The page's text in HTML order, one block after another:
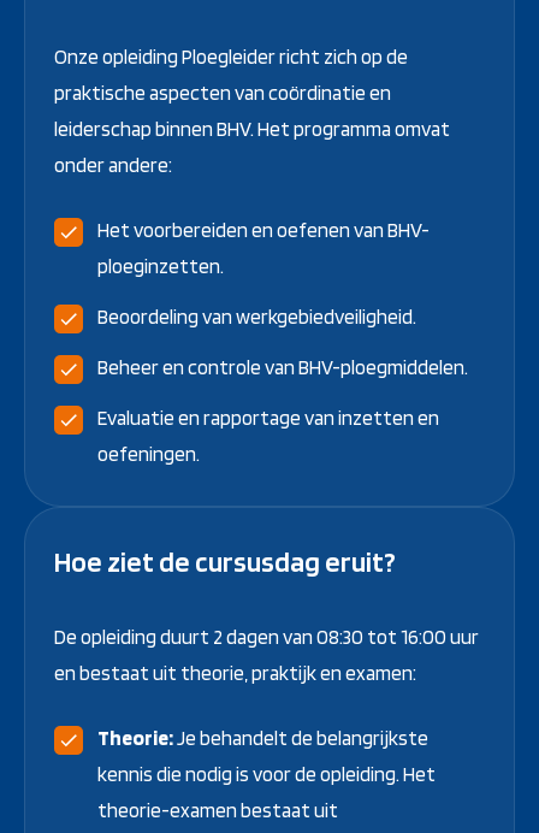
Onze opleiding Ploegleider richt zich op de
praktische aspecten van coördinatie en
leiderschap binnen BHV. Het programma omvat
onder andere:
Het voorbereiden en oefenen van BHV-
ploeginzetten.
Beoordeling van werkgebiedveiligheid.
Beheer en controle van BHV-ploegmiddelen.
Evaluatie en rapportage van inzetten en
oefeningen.
Hoe ziet de cursusdag eruit?
De opleiding duurt 2 dagen van 08:30 tot 16:00 uur
en bestaat uit theorie, praktijk en examen:
Theorie:Je behandelt de belangrijkste
kennis die nodig is voor de opleiding. Het
theorie-examen bestaat uit